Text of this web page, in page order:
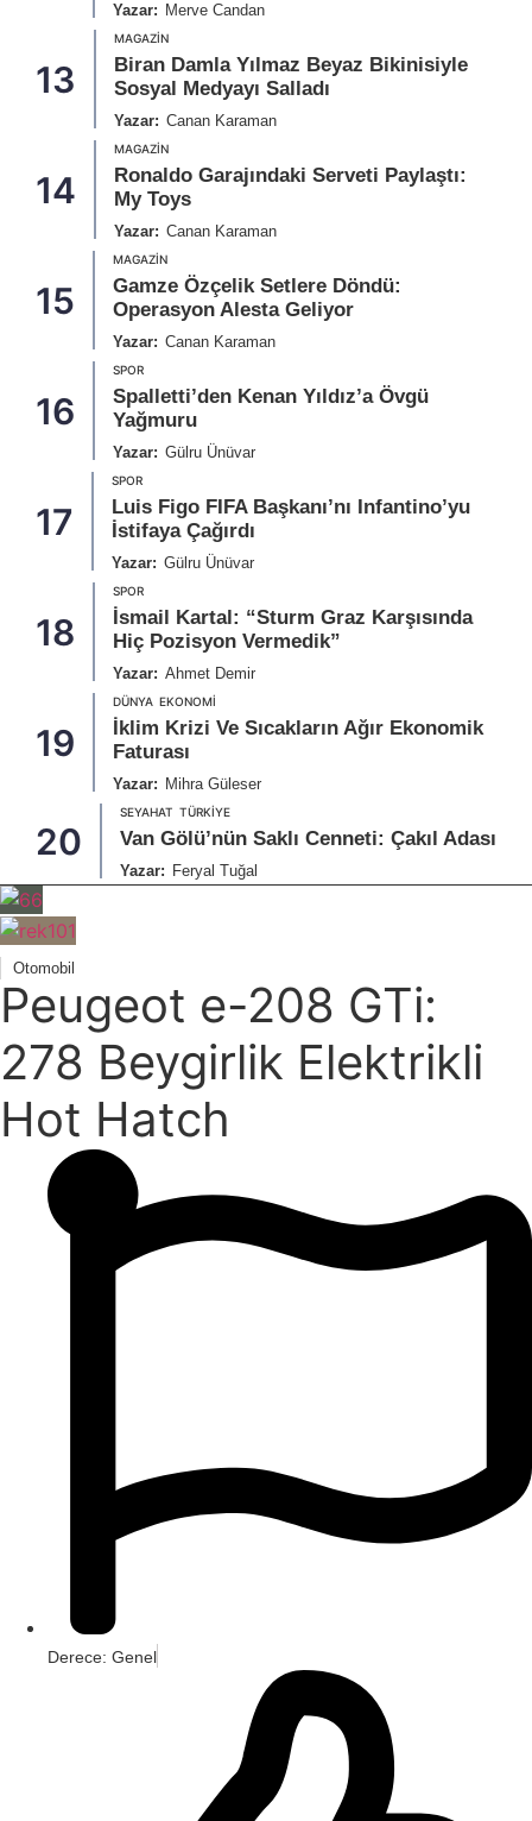
Yazar: Merve Candan
13
MAGAZIN
Biran Damla Yılmaz Beyaz Bikinisiyle
Sosyal Medyayı Salladı
Yazar: Canan Karaman
14
MAGAZIN
Ronaldo Garajındaki Serveti Paylaştı:
My Toys
Yazar: Canan Karaman
15
MAGAZIN
Gamze Özçelik Setlere Döndü:
Operasyon Alesta Geliyor
Yazar: Canan Karaman
16
SPOR
Spalletti’den Kenan Yıldız’a Övgü
Yağmuru
Yazar: Gülru Ünüvar
17
SPOR
Luis Figo FIFA Başkanı’nı Infantino’yu
İstifaya Çağırdı
Yazar: Gülru Ünüvar
18
SPOR
İsmail Kartal: “Sturm Graz Karşısında
Hiç Pozisyon Vermedik”
Yazar: Ahmet Demir
19
DÜNYA EKONOMI
İklim Krizi Ve Sıcakların Ağır Ekonomik
Faturası
Yazar: Mihra Güleser
20
SEYAHAT TÜRKIYE
Van Gölü’nün Saklı Cenneti: Çakıl Adası
Yazar: Feryal Tuğal
Otomobil
Peugeot e-208 GTi:
278 Beygirlik Elektrikli
Hot Hatch
Derece: Genel